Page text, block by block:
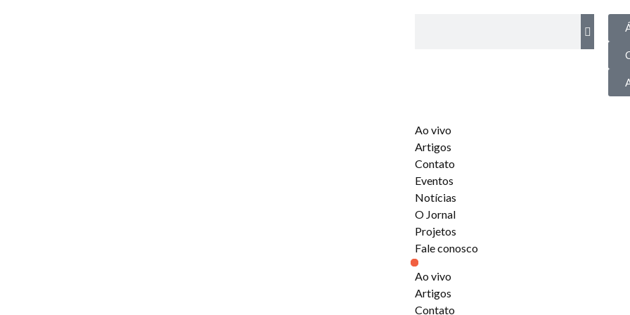
Ao vivo
Artigos
Contato
Eventos
Notícias
O Jornal
Projetos
Fale conosco
Ao vivo
Artigos
Contato